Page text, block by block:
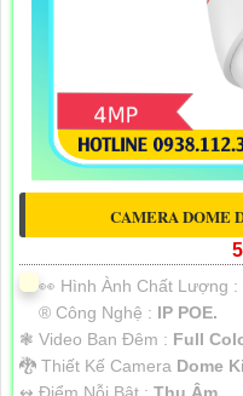
CAMERA DOME
️👀 Hình Ành Chất Lượng :
®️ Công Nghệ : IP POE.
❃ Video Ban Đêm : Full
🐉️ Thiết Kế Camera Dome